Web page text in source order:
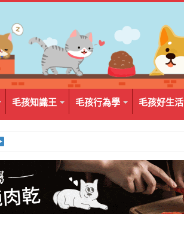
毛孩知識王 毛孩行為學 毛孩好生活